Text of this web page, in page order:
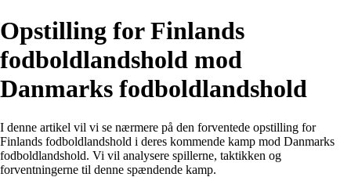
Opstilling for Finlands
fodboldlandshold mod
Danmarks fodboldlandshold
I denne artikel vil vi se nærmere på den forventede opstilling for
Finlands fodboldlandshold i deres kommende kamp mod Danmarks
fodboldlandshold. Vi vil analysere spillerne, taktikken og
forventningerne til denne spændende kamp.